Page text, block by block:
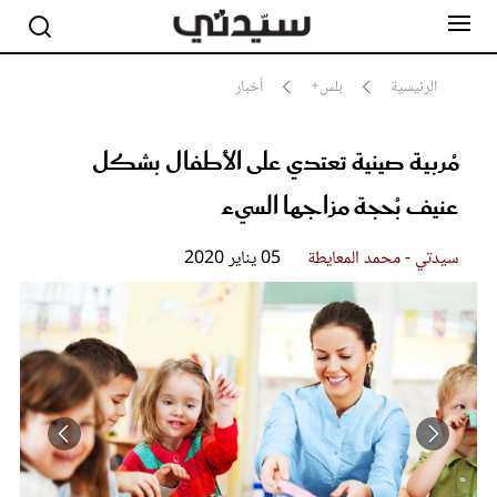
الرئيسية بلس+ أخبار
مُربية صينية تعتدي على الأطفال بشكل
عنيف بُحجة مزاجها السيء
سيدتي - محمد المعايطة 05 يناير 2020
مشاهير
جمال
سيدتي وطفلك
بلس+
فيديو
مطبخ سيدتي
مقالات الرأي
ستايل
تقارير